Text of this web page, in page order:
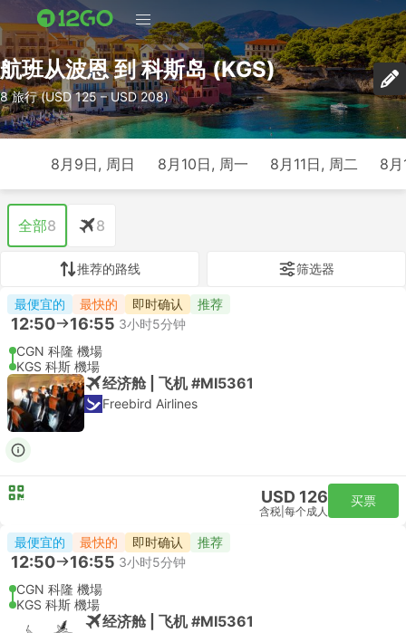
航班从波恩 到 科斯岛 (KGS)
8 旅行 (USD 125 – USD 208)
8月9日, 周日 8月10日, 周一 8月11日, 周二 8
全部8 8
推荐的路线 筛选器
最便宜的 最快的 即时确认 推荐
12:50 16:55 3小时5分钟
CGN 科隆 機場
KGS 科斯 機場
经济舱 | 飞机 #MI5361
Freebird Airlines
USD 126
含税 每个成人
买票
最便宜的 最快的 即时确认 推荐
12:50 16:55 3小时5分钟
CGN 科隆 機場
KGS 科斯 機場
经济舱 | 飞机 #MI5361